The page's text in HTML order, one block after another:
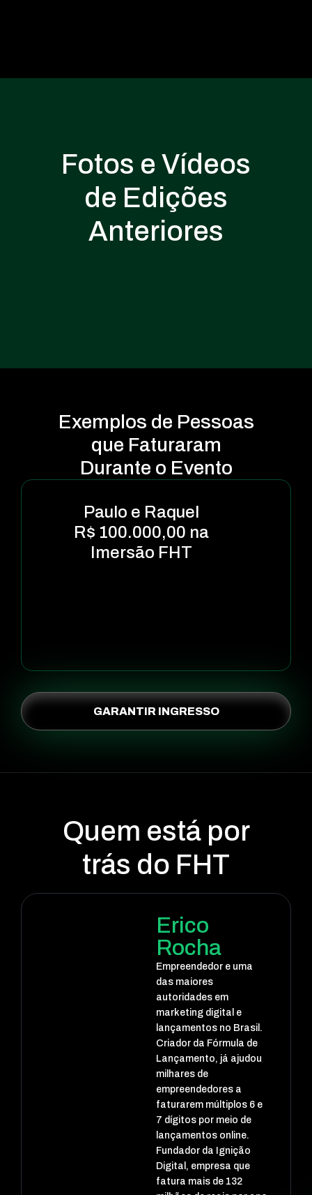
Fotos e Vídeos
de Edições
Anteriores
Exemplos de Pessoas
que Faturaram
Durante o Evento
Paulo e Raquel
R$ 100.000,00 na
Imersão FHT
GARANTIR INGRESSO
Quem está por
trás do FHT
Erico
Rocha
Empreendedor e uma
das maiores
autoridades em
marketing digital e
lançamentos no Brasil.
Criador da Fórmula de
Lançamento, já ajudou
milhares de
empreendedores a
faturarem múltiplos 6 e
7 dígitos por meio de
lançamentos online.
Fundador da Ignição
Digital, empresa que
fatura mais de 132